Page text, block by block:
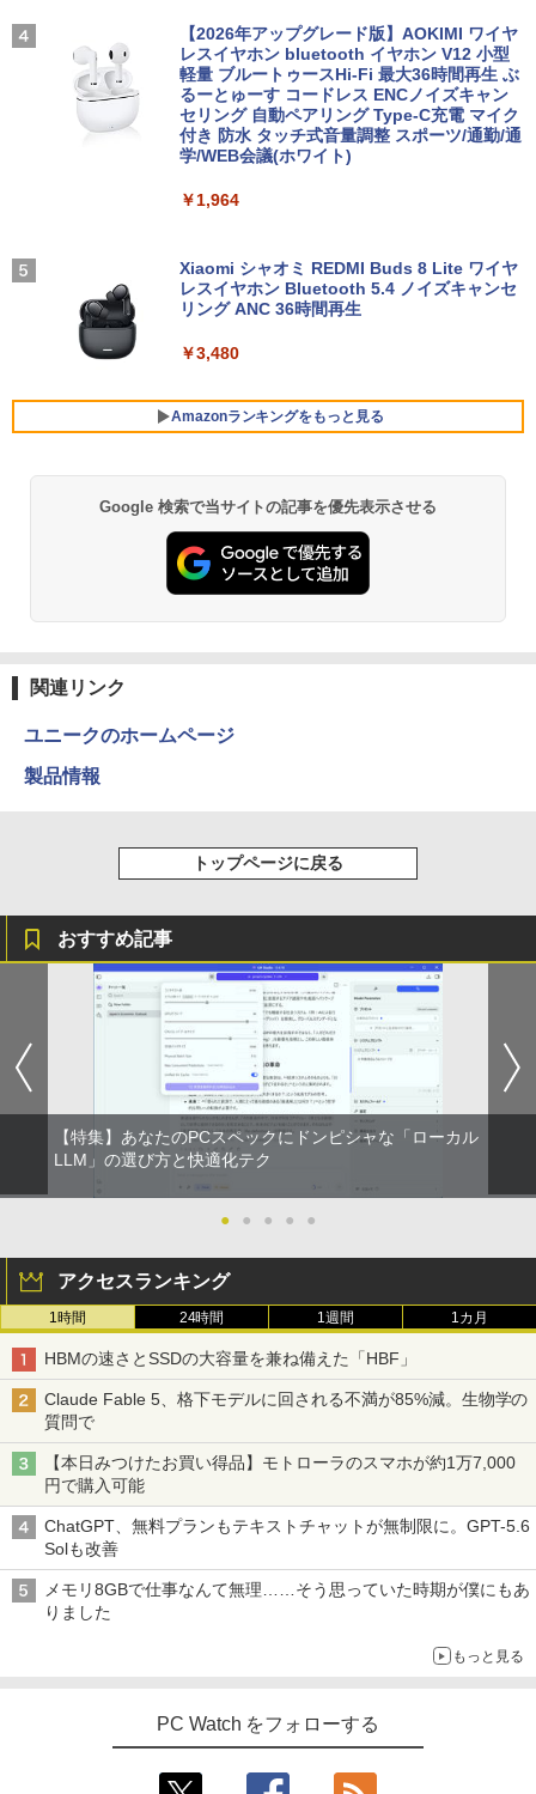
5-4210U SSD128GB メモリ4GB Blueto
oth Wifi カメラ Windows11 WPS-Offic
e 訳アリ品
￥12,800
中古ノートパソコン インテル Celeron C
B/1TB選択可 15.6型 テンキー ビジネス
在宅勤務 学生向け 初期設定不要 店長お
まかせ中古厳選 ノートPC ノート パソコ
ノートパソコン 中古 パソコン NEC Vers
aPro VB-1 12.5型 訳あり 第6世代Core i
3 SSD128GB Windows11＋Office2019
180日保証 送料無料 Office付き
￥13,800
【新品】モニター 21.5インチモニター デ
ィスプレイ PCモニター ASUS 液晶ディ
スプレイ VP229HFZ 22型 1920×1080 応
答速度1ms リフレッシュレート100Hz IP
Sパネル 液晶モニター 5年保証付き 動画
閲覧 仕事 在宅 楽天ランキング4冠
【初心者向けコスパ最強】黒/白 モニター
21.5 / 23.8 / 27型 pcモニター 100Hz ゲ
ーミングモニター HDMI 24インチ 1920*
イ 非光沢 VA 4000:1 角度調整 VESA Fre
esync ps4/ps5/xbox スピーカー内蔵 kk
￥11,999
【楽天1位常連・超800冠獲得】黒/白 モ
ニター 21.5 / 23.8 / 24.5 / 27型 240Hz/2
00Hz /180Hz/165Hz/100Hz ゲーミングモ
ニター 1ms応答 pcモニター パソコン モ
ニター 非光沢 スピーカー内蔵 HDR/Free
sync/VESA cocopar HG-238
アンダーニンジャ（18） 【電子書籍】[
花沢健吾 ]
￥792
高校野球神奈川グラフ（2026） 第108回
￥2,200
【2026年アップグレード版】AOKIMI ワイヤ
レスイヤホン bluetooth イヤホン V12 小型
軽量 ブルートゥースHi-Fi 最大36時間再生 ぶ
るーとゅーす コードレス ENCノイズキャン
セリング 自動ペアリング Type-C充電 マイク
付き 防水 タッチ式音量調整 スポーツ/通勤/通
学/WEB会議(ホワイト)
￥1,964
Xiaomi シャオミ REDMI Buds 8 Lite ワイヤ
レスイヤホン Bluetooth 5.4 ノイズキャンセ
リング ANC 36時間再生
￥3,480
Amazonランキングをもっと見る
BRUCE WAYNE feat. Flo Milli, ATL Jacob
[Explicit]
￥250
￥250
￥250
On My Road (Stadium ver.)
￥250
BUGS LIFE
￥250
【Amazon.co.jp限定】 い・ろ・は・す 2L P
ET ラベルレス ×8本
￥1,112
ットル (Smart Basic)
￥1,117
by Amazon 炭酸水 ラベルレス 500ml ×24本
強炭酸水 ペットボトル 500ミリリットル (Sm
art Basic)
￥1,625
コカ・コーラ やかんの麦茶 from 爽健美茶 ラ
ベルレス 650mlPET×24本
薬屋のひとりごと 17巻 (デジタル版ビッグガ
ンガンコミックス)
￥770
￥832
￥594
HUNTER×HUNTER モノクロ版 39 (ジャンプ
コミックスDIGITAL)
￥572
スーパーの裏でヤニ吸うふたり 9巻 (デジタル
版ビッグガンガンコミックス)
￥810
Google 検索で当サイトの記事を優先表示させる
関連リンク
ユニークのホームページ
製品情報
トップページに戻る
おすすめ記事
【特集】あなたのPCスペックにドンピシャな「ローカル
LLM」の選び方と快適化テク
● ● ● ● ●
アクセスランキング
1時間 24時間 1週間 1カ月
HBMの速さとSSDの大容量を兼ね備えた「HBF」
Claude Fable 5、格下モデルに回される不満が85%減。生物学の
質問で
【本日みつけたお買い得品】モトローラのスマホが約1万7,000
円で購入可能
ChatGPT、無料プランもテキストチャットが無制限に。GPT-5.6
Solも改善
メモリ8GBで仕事なんて無理……そう思っていた時期が僕にもあ
りました
もっと見る
PC Watch をフォローする